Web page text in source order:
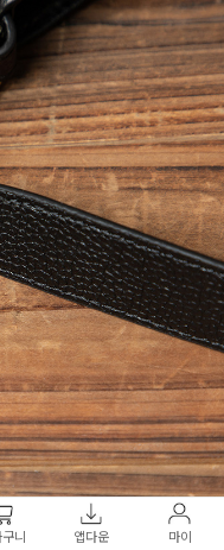
니 앱다운 마이